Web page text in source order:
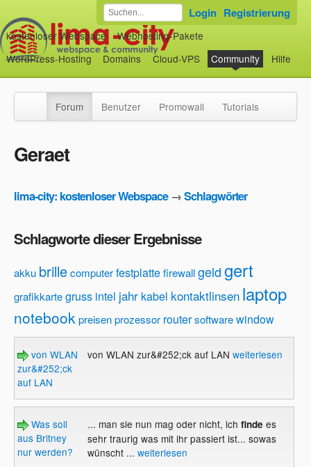
kostenloser Webspace
Webhosting-Pakete
WordPress-Hosting
Domains Cloud-VPS Community Hilfe
Login Registrierung
Forum Benutzer Promowall Tutorials
Geraet
lima-city: kostenloser Webspace→Schlagwörter
Schlagworte dieser Ergebnisse
akku brillecomputerfestplattefirewallgeldgert
grafikkartegruss intel jahr kabel kontaktlinsen laptop
notebookpreisenprozessor routersoftwarewindow
von WLAN
zur&#252;ck
auf LAN
von WLAN zur&#252;ck auf LAN weiterlesen
Was soll
aus Britney
nur werden?
... man sie nun mag oder nicht, ich finde es
sehr traurig was mit ihr passiert ist... sowas
wünscht ... weiterlesen